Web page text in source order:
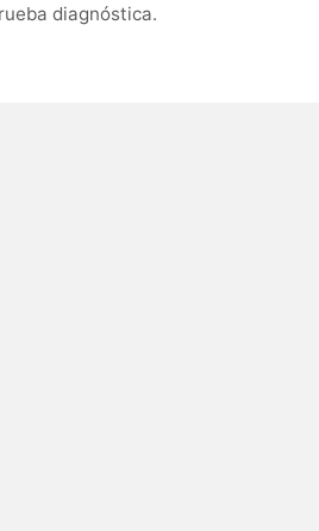
diagnóstica.